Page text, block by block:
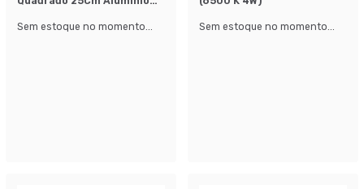
Lâmpadas Max 60W Branco
Sem estoque no momento... Sem estoque no momento...